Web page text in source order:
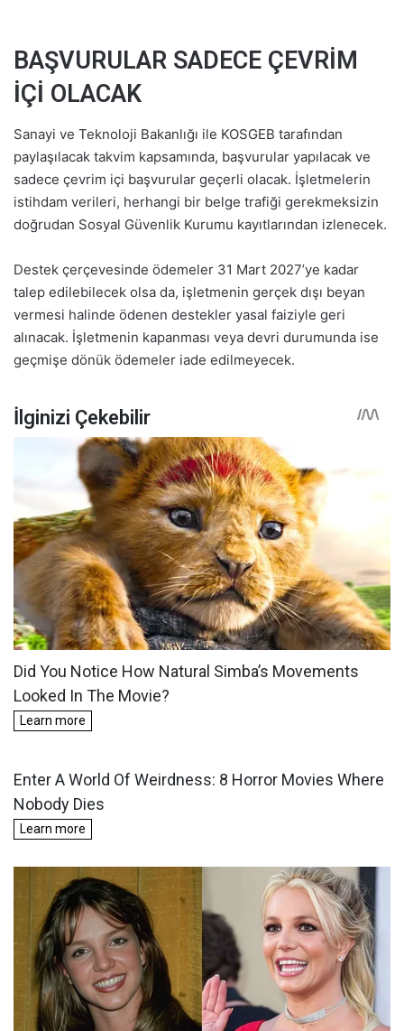
BAŞVURULAR SADECE ÇEVRİM
İÇİ OLACAK
Sanayi ve Teknoloji Bakanlığı ile KOSGEB tarafından
paylaşılacak takvim kapsamında, başvurular yapılacak ve
sadece çevrim içi başvurular geçerli olacak. İşletmelerin
istihdam verileri, herhangi bir belge trafiği gerekmeksizin
doğrudan Sosyal Güvenlik Kurumu kayıtlarından izlenecek.
Destek çerçevesinde ödemeler 31 Mart 2027’ye kadar
talep edilebilecek olsa da, işletmenin gerçek dışı beyan
vermesi halinde ödenen destekler yasal faiziyle geri
alınacak. İşletmenin kapanması veya devri durumunda ise
geçmişe dönük ödemeler iade edilmeyecek.